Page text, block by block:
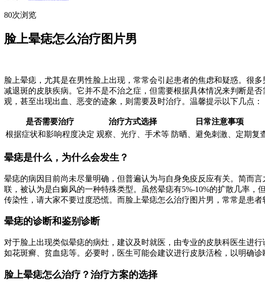
80次浏览
脸上晕痣怎么治疗图片男
脸上晕痣，尤其是在男性脸上出现，常常会引起患者的焦虑和疑惑。很
减退斑的皮肤疾病。它并不是不治之症，但需要根据具体情况来判断是
观，甚至出现出血、恶变的迹象，则需要及时治疗。温馨提示以下几点：
是否需要治疗 治疗方式选择
日常注意事项
根据症状和影响程度决定 观察、光疗、手术等 防晒、避免刺激、定期复
晕痣是什么，为什么会发生？
晕痣的病因目前尚未尽量明确，但普遍认为与自身免疫反应有关。简而
联，被认为是白癜风的一种特殊类型。虽然晕痣有5%-10%的扩散几率
传染性，请大家不要过度恐慌。而脸上晕痣怎么治疗图片男，常常是患者
晕痣的诊断和鉴别诊断
对于脸上出现类似晕痣的病灶，建议及时就医，由专业的皮肤科医生进
如花斑癣、贫血痣等。必要时，医生可能会建议进行皮肤活检，以明确诊
脸上晕痣怎么治疗？治疗方案的选择